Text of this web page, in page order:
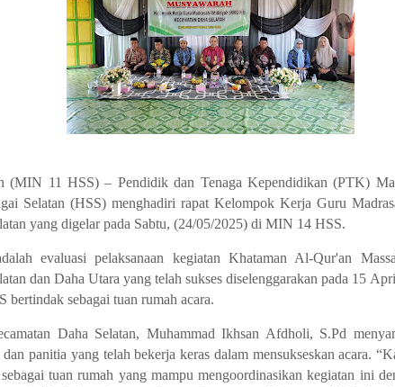
(MIN 11 HSS) – Pendidik dan Tenaga Kependidikan (PTK)
Selatan (HSS) menghadiri rapat Kelompok Kerja Guru
yang digelar pada Sabtu, (24/05/2025) di MIN 14 HSS.
evaluasi pelaksanaan kegiatan Khataman Al-Qur'an
dan Daha Utara yang telah sukses diselenggarakan pada 15
bertindak sebagai tuan rumah acara.
Daha Selatan, Muhammad Ikhsan Afdholi, S.Pd
panitia yang telah bekerja keras dalam mensukseskan acara.
tuan rumah yang mampu mengoordinasikan kegiatan ini